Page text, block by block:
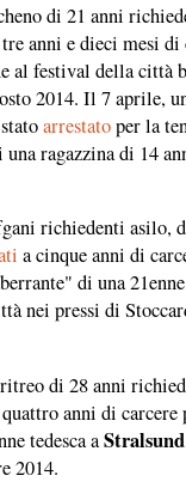
di 21 anni
anni e dieci mesi di
al festival della città
2014. Il 7 aprile,
arrestatoper la
una ragazzina di 14
richiedenti asilo,
a cinque anni di
di una 21enne
nei pressi di
di 28 anni
anni di carcere
tedesca aStralsund
2014.